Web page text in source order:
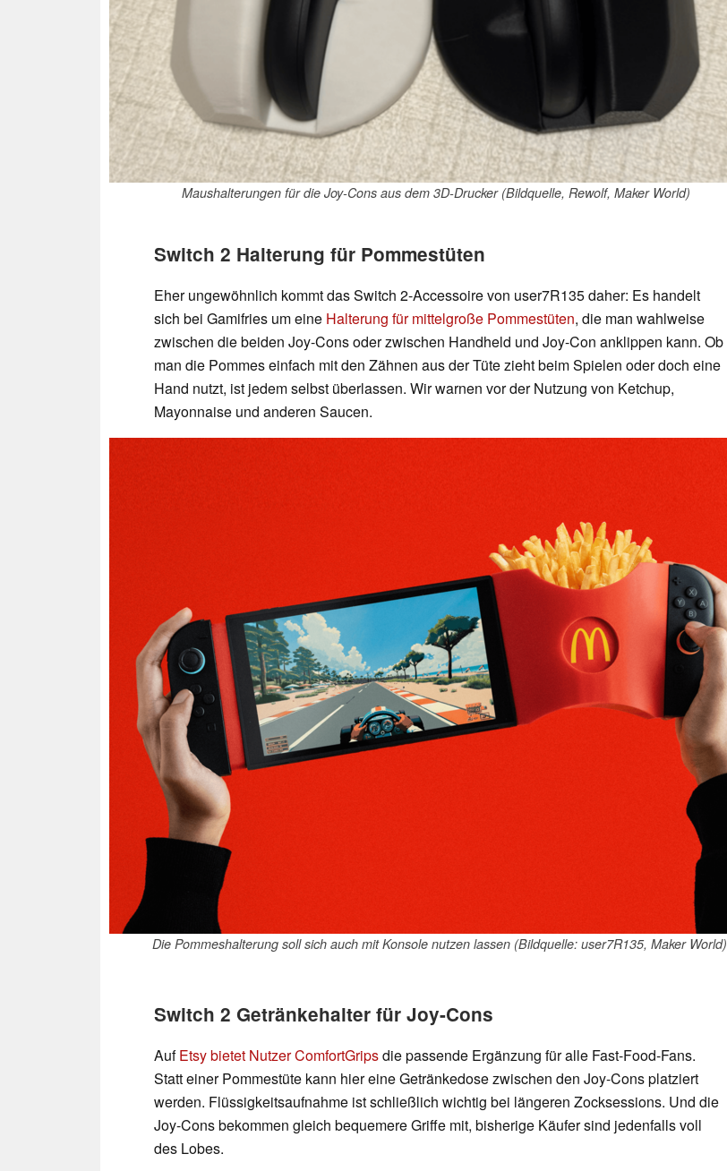
Maushalterungen für die Joy-Cons aus dem 3D-Drucker (Bildquelle, Rewolf, Maker World)
Switch 2 Halterung für Pommestüten
Eher ungewöhnlich kommt das Switch 2-Accessoire von user7R135 daher: Es handelt
sich bei Gamifries um eine Halterung für mittelgroße Pommestüten, die man wahlweise
zwischen die beiden Joy-Cons oder zwischen Handheld und Joy-Con anklippen kann. Ob
man die Pommes einfach mit den Zähnen aus der Tüte zieht beim Spielen oder doch eine
Hand nutzt, ist jedem selbst überlassen. Wir warnen vor der Nutzung von Ketchup,
Mayonnaise und anderen Saucen.
Die Pommeshalterung soll sich auch mit Konsole nutzen lassen (Bildquelle: user7R135, Maker World)
Switch 2 Getränkehalter für Joy-Cons
AufEtsy bietet Nutzer ComfortGripsdie passende Ergänzung für alle Fast-Food-Fans.
Statt einer Pommestüte kann hier eine Getränkedose zwischen den Joy-Cons platziert
werden. Flüssigkeitsaufnahme ist schließlich wichtig bei längeren Zocksessions. Und die
Joy-Cons bekommen gleich bequemere Griffe mit, bisherige Käufer sind jedenfalls voll
des Lobes.